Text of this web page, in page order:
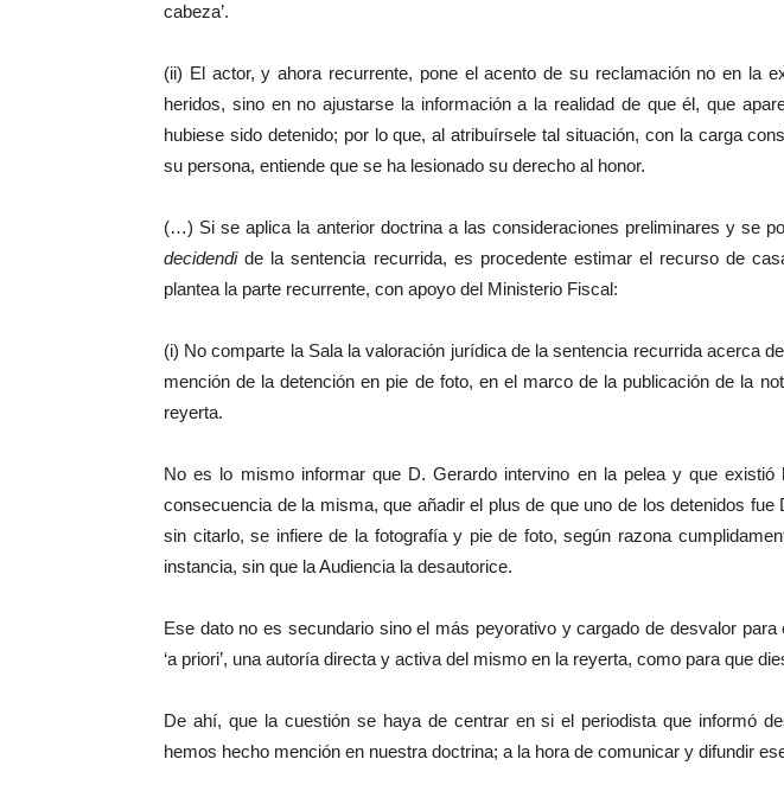
cabeza’.
(ii) El actor, y ahora recurrente, pone el acento de su reclamación no en la
heridos, sino en no ajustarse la información a la realidad de que él, que
hubiese sido detenido; por lo que, al atribuírsele tal situación, con la carga
su persona, entiende que se ha lesionado su derecho al honor.
(…) Si se aplica la anterior doctrina a las consideraciones preliminares y se
decidendide la sentencia recurrida, es procedente estimar el recurso de
plantea la parte recurrente, con apoyo del Ministerio Fiscal:
(i) No comparte la Sala la valoración jurídica de la sentencia recurrida acerca
mención de la detención en pie de foto, en el marco de la publicación de la
reyerta.
No es lo mismo informar que D. Gerardo intervino en la pelea y que existió
consecuencia de la misma, que añadir el plus de que uno de los detenidos fue
sin citarlo, se infiere de la fotografía y pie de foto, según razona
instancia, sin que la Audiencia la desautorice.
Ese dato no es secundario sino el más peyorativo y cargado de desvalor para
‘a priori’, una autoría directa y activa del mismo en la reyerta, como para que
De ahí, que la cuestión se haya de centrar en si el periodista que informó
hemos hecho mención en nuestra doctrina; a la hora de comunicar y difundir